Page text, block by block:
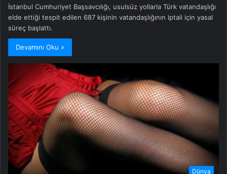
İstanbul Cumhuriyet Başsavcılığı, usulsüz yollarla Türk vatandaşlığı
elde ettiği tespit edilen 687 kişinin vatandaşlığının iptali için yasal
süreç başlattı.
Devamını Oku »
Dünya